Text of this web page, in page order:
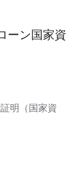
ーン国家資
明（国家資